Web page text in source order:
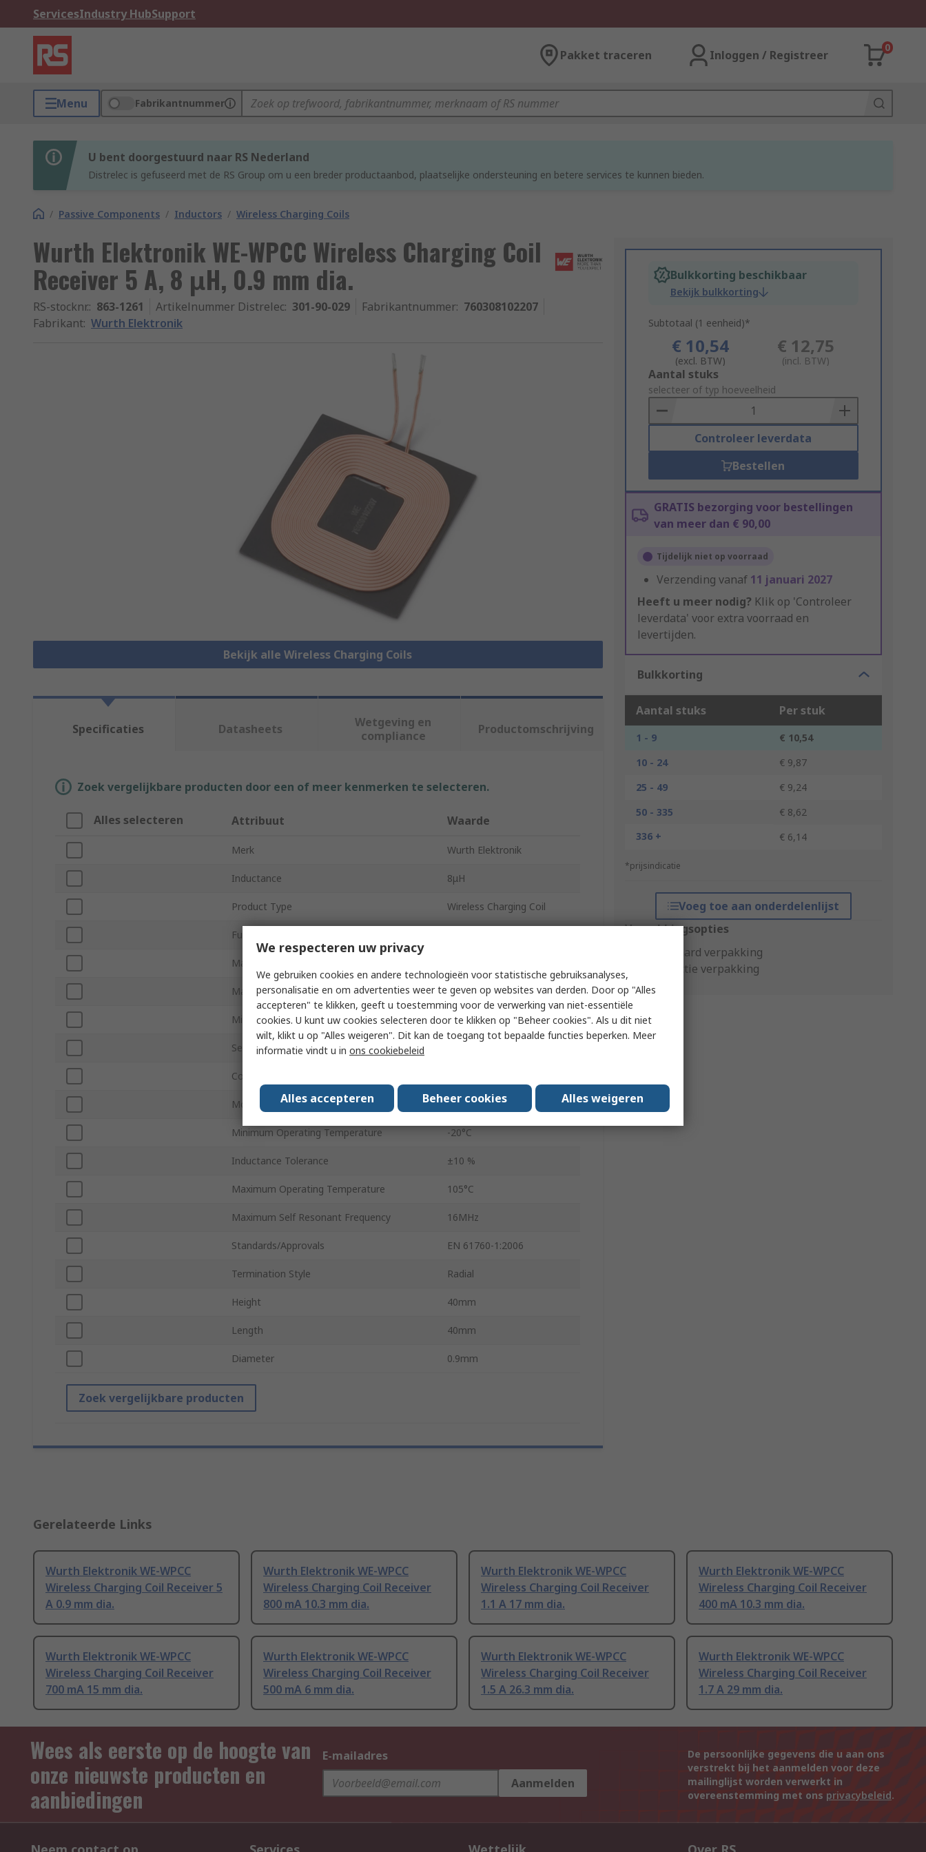
ServicesIndustry HubSupport
Pakket traceren Inloggen / Registreer
0
Menu Fabrikantnummer
U bent doorgestuurd naar RS Nederland
Distrelec is gefuseerd met de RS Group om u een breder productaanbod, plaatselijke ondersteuning en betere services te kunnen bieden.
/ Passive Components / Inductors / Wireless Charging Coils
Wurth Elektronik WE-WPCC Wireless Charging Coil
Receiver 5 A, 8 μH, 0.9 mm dia.
RS-stocknr.: 863-1261 Artikelnummer Distrelec: 301-90-029 Fabrikantnummer: 760308102207
Fabrikant: Wurth Elektronik
Bekijk alle Wireless Charging Coils
Bulkkorting beschikbaar
Bekijk bulkkorting
Subtotaal (1 eenheid)*
€ 10,54
(excl. BTW)
€ 12,75
(incl. BTW)
Add
to
Basket
Aantal stuks
selecteer of typ hoeveelheid
Controleer leverdata
Bestellen
GRATIS bezorging voor bestellingen
van meer dan € 90,00
Tijdelijk niet op voorraad
Verzending vanaf 11 januari 2027
Heeft u meer nodig? Klik op 'Controleer
leverdata' voor extra voorraad en
levertijden.
Bulkkorting
Aantal stuks Per stuk
1 - 9
€ 10,54
10 - 24
€ 9,87
25 - 49
€ 9,24
50 - 335
€ 8,62
336 +
€ 6,14
*prijsindicatie
Voeg toe aan onderdelenlijst
Verpakkingsopties
Standaard verpakking
Productie verpakking
Specificaties Datasheets
Wetgeving en
compliance
Productomschrijving
Zoek vergelijkbare producten door een of meer kenmerken te selecteren.
Alles selecteren Attribuut Waarde
Merk Wurth Elektronik
Inductance 8μH
Product Type Wireless Charging Coil
Function
Maximum DC Current
Maximum DC Resistance 80mΩ
Minimum Quality Factor 30
Series
Core Material
Mount Type Axial
Minimum Operating Temperature -20°C
Inductance Tolerance ±10 %
Maximum Operating Temperature 105°C
Maximum Self Resonant Frequency 16MHz
Standards/Approvals EN 61760-1:2006
Termination Style Radial
Height 40mm
Length 40mm
Diameter 0.9mm
Zoek vergelijkbare producten
Gerelateerde Links
Wurth Elektronik WE-WPCC
Wireless Charging Coil Receiver 5
A 0.9 mm dia.
Wurth Elektronik WE-WPCC
Wireless Charging Coil Receiver
800 mA 10.3 mm dia.
Wurth Elektronik WE-WPCC
Wireless Charging Coil Receiver
1.1 A 17 mm dia.
Wurth Elektronik WE-WPCC
Wireless Charging Coil Receiver
400 mA 10.3 mm dia.
Wurth Elektronik WE-WPCC
Wireless Charging Coil Receiver
700 mA 15 mm dia.
Wurth Elektronik WE-WPCC
Wireless Charging Coil Receiver
500 mA 6 mm dia.
Wurth Elektronik WE-WPCC
Wireless Charging Coil Receiver
1.5 A 26.3 mm dia.
Wurth Elektronik WE-WPCC
Wireless Charging Coil Receiver
1.7 A 29 mm dia.
Wees als eerste op de hoogte van
onze nieuwste producten en
aanbiedingen
E-mailadres
Aanmelden
De persoonlijke gegevens die u aan ons
verstrekt bij het aanmelden voor deze
mailinglijst worden verwerkt in
overeenstemming met ons privacybeleid.
We respecteren uw privacy
We gebruiken cookies en andere technologieën voor statistische gebruiksanalyses,
personalisatie en om advertenties weer te geven op websites van derden. Door op "Alles
accepteren" te klikken, geeft u toestemming voor de verwerking van niet-essentiële
cookies. U kunt uw cookies selecteren door te klikken op "Beheer cookies". Als u dit niet
wilt, klikt u op "Alles weigeren". Dit kan de toegang tot bepaalde functies beperken. Meer
informatie vindt u in ons cookiebeleid
Alles accepteren Beheer cookies Alles weigeren